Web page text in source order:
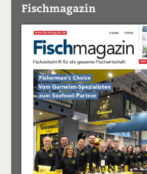
Fischmagazin